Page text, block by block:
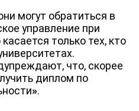
могут обратиться в
управление при
только тех, кто
что, скорее
диплом по
».